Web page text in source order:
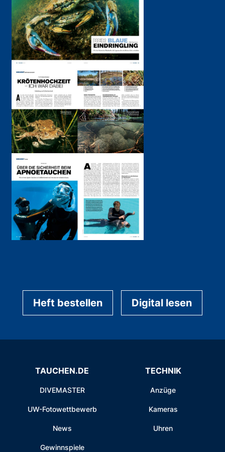
Heft bestellen Digital lesen
TAUCHEN.DE
DIVEMASTER
UW-Fotowettbewerb
News
Gewinnspiele
TECHNIK
Anzüge
Kameras
Uhren